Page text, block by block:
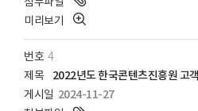
4
2022년도 한국콘텐츠진흥원 고
2024-11-27